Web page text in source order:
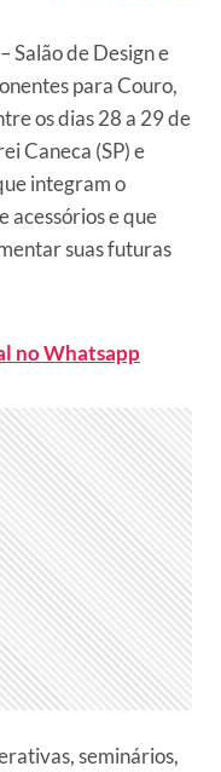
Salão de Design e
para Couro,
os dias 28 a 29 de
Caneca (SP) e
integram o
acessórios e que
suas futuras
no Whatsapp
seminários,